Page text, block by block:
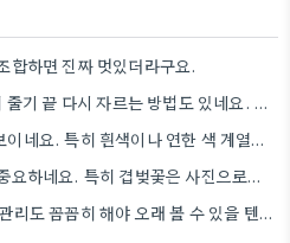
합하면 진짜 멋있더라구요.
줄기 끝 자르는 팁, 물갈이 외에 줄기 끝 다시 자르는 방법도 있네요. 그거 완전 꿀팁인…
백합 꽃다발이 정말 우아하게 보이네요. 특히 흰색이나 연한 색 계열이 안전한 선택인 것 같아요.
생화 꽃이 주는 촉촉함이 정말 중요하네요. 특히 겹벚꽃은 사진으로는 다르게 보인다는 점, 실제로 보러 가봐야…
수국은 정말 예쁘더라고요! 물 관리도 꼼꼼히 해야 오래 볼 수 있을 텐데, 제가 좀 덜…